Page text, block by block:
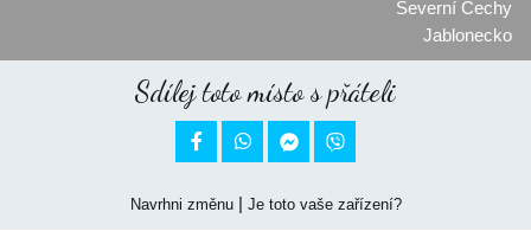
Severní Čechy
Jablonecko
Sdílej toto místo s přáteli
 
Navrhni změnu| Je toto vaše zařízení?